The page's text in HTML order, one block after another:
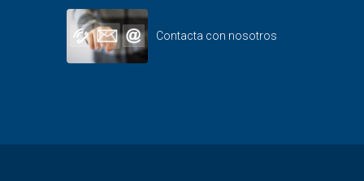
Contacta con nosotros